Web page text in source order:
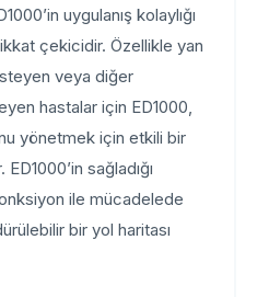
ED1000’in uygulanış kolaylığı
dikkat çekicidir. Özellikle yan
isteyen veya diğer
hastalar için ED1000,
yönetmek için etkili bir
ED1000’in sağladığı
disfonksiyon ile mücadelede
sürdürülebilir bir yol haritası